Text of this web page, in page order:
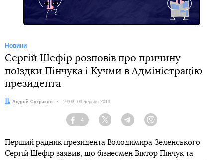
Новини
Сергій Шефір розповів про причину
поїздки Пінчука і Кучми в Адміністрацію
президента
Автор:
Андрій Сухраков Дата:
19:03, 09 червня 2019
Facebook
4
Twitter TelegramViber
Перший радник президента Володимира Зеленського
Сергій Шефір заявив, що бізнесмен Віктор Пінчук та